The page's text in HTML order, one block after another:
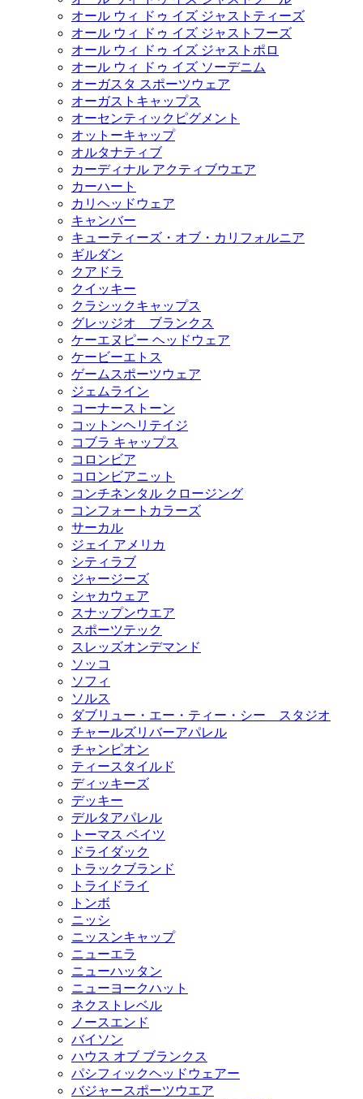
オール ウィ ドゥ イズ ジャストティーズ
オール ウィ ドゥ イズ ジャストフーズ
オール ウィ ドゥ イズ ジャストポロ
オール ウィ ドゥ イズ ソーデニム
オーガスタ スポーツウェア
オーガストキャップス
オーセンティックピグメント
オットーキャップ
オルタナティブ
カーディナル アクティブウエア
カーハート
カリヘッドウェア
キャンバー
キューティーズ・オブ・カリフォルニア
ギルダン
クアドラ
クイッキー
クラシックキャップス
グレッジオ ブランクス
ケーエヌピー ヘッドウェア
ケービーエトス
ゲームスポーツウェア
ジェムライン
コーナーストーン
コットンヘリテイジ
コブラ キャップス
コロンビア
コロンビアニット
コンチネンタル クロージング
コンフォートカラーズ
サーカル
ジェイ アメリカ
シティラブ
ジャージーズ
シャカウェア
スナップンウエア
スポーツテック
スレッズオンデマンド
ソッコ
ソフィ
ソルス
ダブリュー・エー・ティー・シー スタジオ
チャールズリバーアパレル
チャンピオン
ティースタイルド
ディッキーズ
デッキー
デルタアパレル
トーマス ベイツ
ドライダック
トラックブランド
トライドライ
トンボ
ニッシ
ニッスンキャップ
ニューエラ
ニューハッタン
ニューヨークハット
ネクストレベル
ノースエンド
バイソン
ハウス オブ ブランクス
パシフィックヘッドウェアー
バジャースポーツウエア